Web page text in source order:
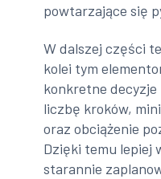
powtarzające się
W dalszej części
kolei tym
konkretne
liczbę kroków,
oraz obciążenie
Dzięki temu lepiej
starannie